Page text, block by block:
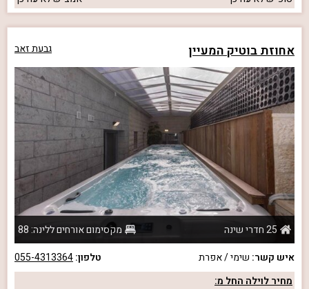
אחוזת בוטיק המעיין גבעת זאב
25 חדרי שינה
מקסימום אורחים ללינה: 88
איש קשר: שימי / אפרת טלפון:055-4313364
מחיר לוילה החל מ: